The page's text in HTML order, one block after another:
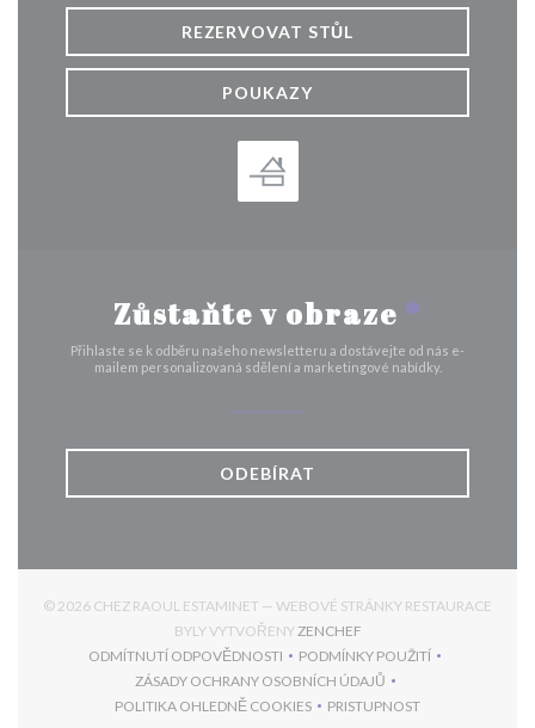
REZERVOVAT STŮL
POUKAZY
Zůstaňte v obraze *
Přihlaste se k odběru našeho newsletteru a dostávejte od nás e-
mailem personalizovaná sdělení a marketingové nabídky.
ODEBÍRAT
© 2026 CHEZ RAOUL ESTAMINET — WEBOVÉ STRÁNKY RESTAURACE
BYLY VYTVOŘENY ZENCHEF((OTEVŘE SE V NOVÉM
ODMÍTNUTÍ ODPOVĚDNOSTI
((OTEVŘE SE V NOVÉM OKNĚ))
PODMÍNKY POUŽITÍ
((OTEVŘE SE V NOVÉM
ZÁSADY OCHRANY OSOBNÍCH ÚDAJŮ
((OTEVŘE SE V NOVÉM OKNĚ))
POLITIKA OHLEDNĚ COOKIES
((OTEVŘE SE V NOVÉM OKNĚ))
PRISTUPNOST
((OTEVŘE SE V NOVÉM